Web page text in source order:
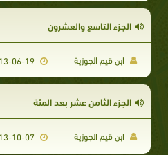
الجزء التاسع والعشرون
ابن قيم الجوزية
الجزء الثامن عشر بعد المئة
ابن قيم الجوزية